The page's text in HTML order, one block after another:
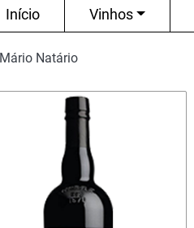
Início Vinhos
Mário Natário